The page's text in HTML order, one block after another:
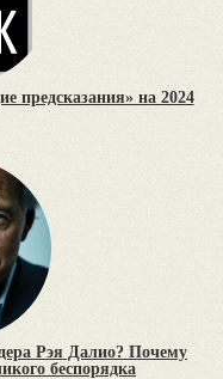
предсказания» на 2024
Рэя Далио? Почему
беспорядка